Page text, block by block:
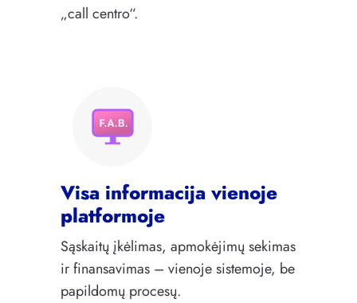
„call centro“.
Visa informacija vienoje
platformoje
Sąskaitų įkėlimas, apmokėjimų sekimas
ir finansavimas – vienoje sistemoje, be
papildomų procesų.